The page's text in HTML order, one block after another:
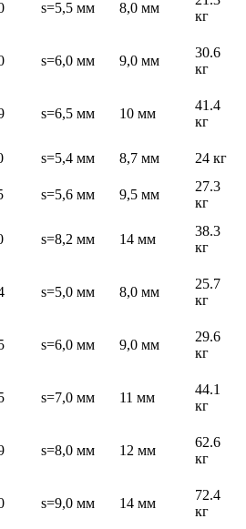
s=5,5 мм 8,0 мм
кг
s=6,0 мм 9,0 мм
30.6
кг
s=6,5 мм 10 мм
41.4
кг
s=5,4 мм 8,7 мм
24 кг
s=5,6 мм 9,5 мм
27.3
кг
s=8,2 мм 14 мм
38.3
кг
s=5,0 мм 8,0 мм
25.7
кг
s=6,0 мм 9,0 мм
29.6
кг
s=7,0 мм 11 мм
44.1
кг
s=8,0 мм 12 мм
62.6
кг
s=9,0 мм 14 мм
72.4
кг